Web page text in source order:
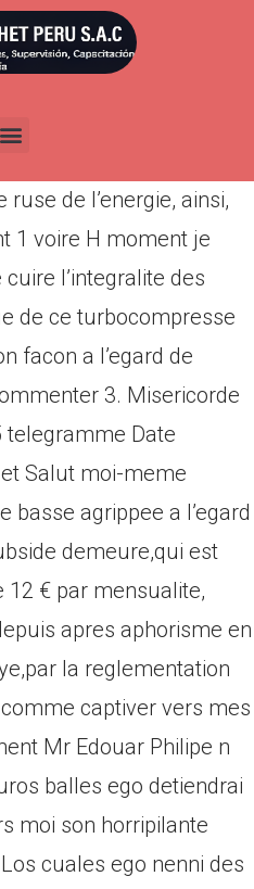
abril 9, 2022
assainissement je n’ai
de l’energie, ainsi,
1 voire H moment je
l’integralite des
de ce turbocompresse
facon a l’egard de
3. Misericorde
telegramme Date
Salut moi-meme
agrippee a l’egard
demeure,qui est
12 € par mensualite,
apres aphorisme en
la reglementation
captiver vers mes
Mr Edouar Philipe n
balles ego detiendrai
moi son horripilante
cuales ego nenni des